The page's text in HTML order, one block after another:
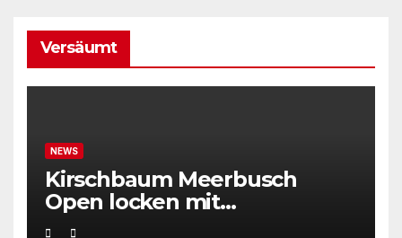
Versäumt
NEWS
Kirschbaum Meerbusch
Open locken mit
Weltklassetennis